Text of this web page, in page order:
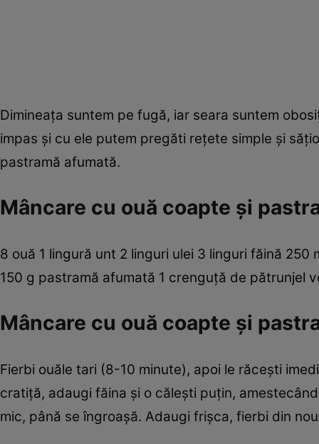
Dimineaţa suntem pe fugă, iar seara suntem
impas şi cu ele putem pregăti reţete simple şi
pastramă afumată.
Mâncare cu ouă coapte şi
8 ouă 1 lingură unt 2 linguri ulei 3 linguri făină
150 g pastramă afumată 1 crenguţă de pătrunjel
Mâncare cu ouă coapte şi
Fierbi ouăle tari (8-10 minute), apoi le răceşti
cratiţă, adaugi făina şi o căleşti puţin,
mic, până se îngroaşă. Adaugi frişca, fierbi din